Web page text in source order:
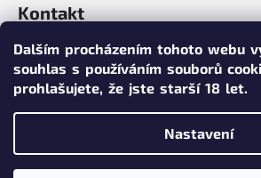
Dalším procházením tohoto webu
souhlas s používáním souborů
prohlašujete, že jste starší 18 let.
Nastavení
Kontakt
info @poppersy.cz
+420 734 256 636
poppersy.cz